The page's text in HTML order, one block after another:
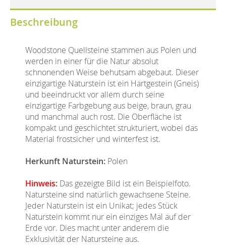
Beschreibung
Woodstone Quellsteine stammen aus Polen und
werden in einer für die Natur absolut
schnonenden Weise behutsam abgebaut. Dieser
einzigartige Naturstein ist ein Hartgestein (Gneis)
und beeindruckt vor allem durch seine
einzigartige Farbgebung aus beige, braun, grau
und manchmal auch rost. Die Oberfläche ist
kompakt und geschichtet strukturiert, wobei das
Material frostsicher und winterfest ist.
Herkunft Naturstein: Polen
Hinweis: Das gezeigte Bild ist ein Beispielfoto.
Natursteine sind natürlich gewachsene Steine.
Jeder Naturstein ist ein Unikat; jedes Stück
Naturstein kommt nur ein einziges Mal auf der
Erde vor. Dies macht unter anderem die
Exklusivität der Natursteine aus.